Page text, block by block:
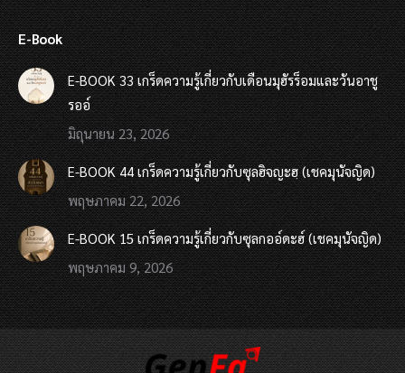
E-Book
E-BOOK 33 เกร็ดความรู้เกี่ยวกับเดือนมุฮัรร็อมและวันอาชู
รออ์
มิถุนายน 23, 2026
E-BOOK 44 เกร็ดความรู้เกี่ยวกับซุลฮิจญะฮฺ (เชคมุนัจญิด)
พฤษภาคม 22, 2026
E-BOOK 15 เกร็ดความรู้เกี่ยวกับซุลกออ์ดะฮ์ (เชคมุนัจญิด)
พฤษภาคม 9, 2026